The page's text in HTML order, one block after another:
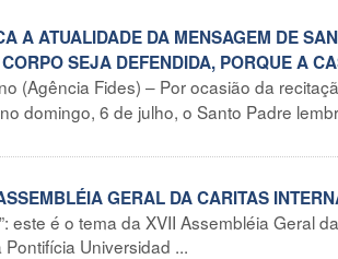
A ATUALIDADE DA MENSAGEM DE
SEJA DEFENDIDA, PORQUE A
(Agência Fides) – Por ocasião da
domingo, 6 de julho, o Santo Padre
GERAL DA CARITAS
este é o tema da XVII Assembléia Geral
Universidad ...